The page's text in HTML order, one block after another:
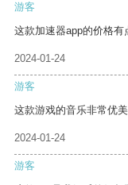
游客
这款加速器app的价格有
2024-01-24
游客
这款游戏的音乐非常优
2024-01-24
游客